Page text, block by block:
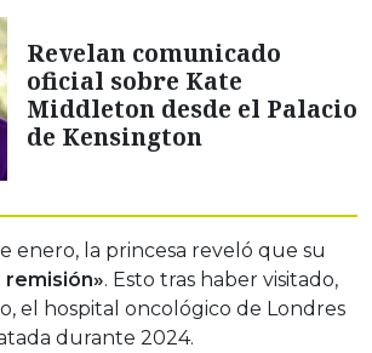
Revelan comunicado
oficial sobre Kate
Middleton desde el Palacio
de Kensington
enero, la princesa reveló que su
remisión». Esto tras haber visitado,
el hospital oncológico de Londres
durante 2024.